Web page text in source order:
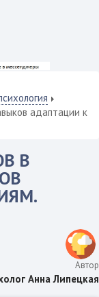
адаптации к
В
Автор
Анна Липецкая